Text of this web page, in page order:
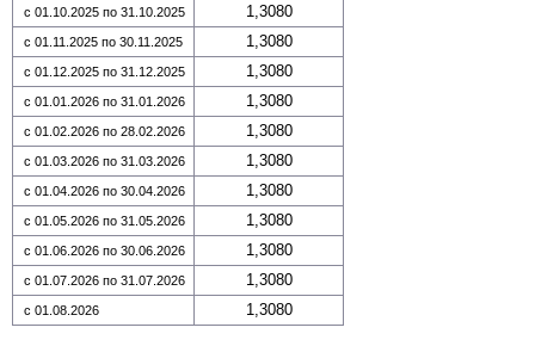
с 01.10.2025 по 31.10.2025 1,3080
с 01.11.2025 по 30.11.2025 1,3080
с 01.12.2025 по 31.12.2025 1,3080
с 01.01.2026 по 31.01.2026 1,3080
с 01.02.2026 по 28.02.2026 1,3080
с 01.03.2026 по 31.03.2026 1,3080
с 01.04.2026 по 30.04.2026 1,3080
с 01.05.2026 по 31.05.2026 1,3080
с 01.06.2026 по 30.06.2026 1,3080
с 01.07.2026 по 31.07.2026 1,3080
с 01.08.2026 1,3080